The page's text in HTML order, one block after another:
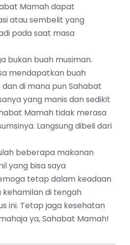
Mamah dapat
atau sembelit yang
pada saat masa
bukan buah musiman.
mendapatkan buah
di mana pun Sahabat
yang manis dan sedikit
Mamah tidak merasa
Langsung dibeli dari
beberapa makanan
yang bisa saya
tetap dalam keadaan
di tengah
ini. Tetap jaga kesehatan
ya, Sahabat Mamah!